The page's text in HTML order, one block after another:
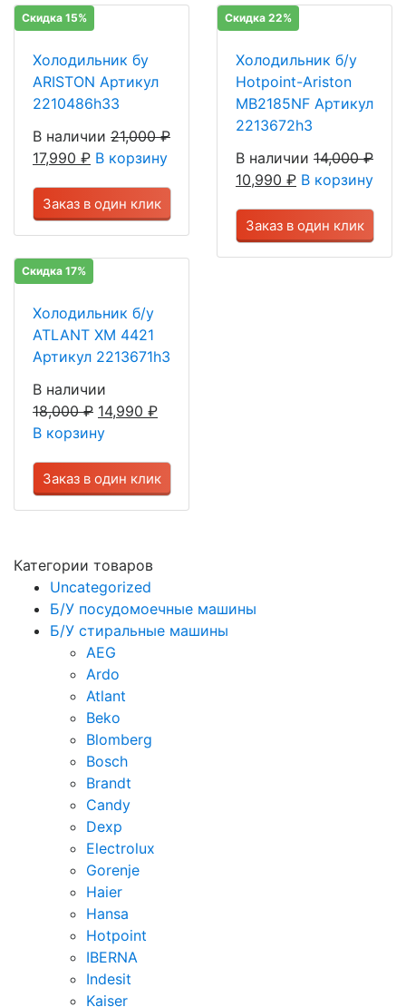
Скидка 15%
Холодильник бу
ARISTON Артикул
2210486h33
В наличии 21,000₽
17,990 ₽ В корзину
Заказ в один клик
Скидка 22%
Холодильник б/у
Hotpoint-Ariston
MB2185NF Артикул
2213672h3
В наличии 14,000₽
10,990 ₽ В корзину
Заказ в один клик
Скидка 17%
Холодильник б/у
ATLANT ХМ 4421
Артикул 2213671h3
В наличии
18,000₽ 14,990 ₽
В корзину
Заказ в один клик
Категории товаров
Uncategorized
Б/У посудомоечные машины
Б/У стиральные машины
AEG
Ardo
Atlant
Beko
Blomberg
Bosch
Brandt
Candy
Dexp
Electrolux
Gorenje
Haier
Hansa
Hotpoint
IBERNA
Indesit
Kaiser